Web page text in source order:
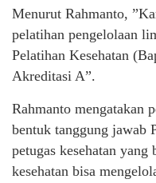
Menurut Rahmanto,
pelatihan pengelolaan
Pelatihan Kesehatan
Akreditasi A”.
Rahmanto mengatakan
bentuk tanggung jawab
petugas kesehatan
kesehatan bisa